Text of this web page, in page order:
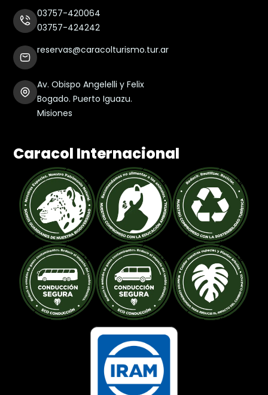
03757-420064
03757-424242
reservas@caracolturismo.tur.ar
Av. Obispo Angelelli y Felix
Bogado. Puerto Iguazu.
Misiones
Caracol Internacional